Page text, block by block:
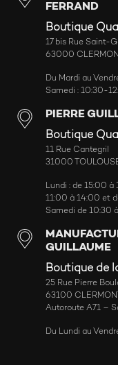
FERRAND
Boutique
17 bis Rue Saint-
63000
Du Mardi au
Samedi : 10:30-
PIERRE
Boutique
11 Rue Cantegril
31000
Lundi : de 15:00 à
11:00 à 14:00 et
Samedi de 10:30
GUILLAUME
Boutique de
25 Rue Pierre
63100
Autoroute A71 –
Du Lundi au